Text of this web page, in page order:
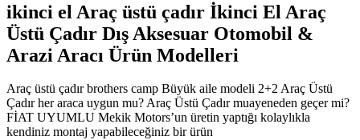
ikinci el Araç üstü çadır İkinci El Araç
Üstü Çadır Dış Aksesuar Otomobil &
Arazi Aracı Ürün Modelleri
Araç üstü çadır brothers camp Büyük aile modeli 2+2 Araç Üstü
Çadır her araca uygun mu? Araç Üstü Çadır muayeneden geçer mi?
FİAT UYUMLU Mekik Motors’un üretin yaptığı kolaylıkla
kendiniz montaj yapabileceğiniz bir ürün